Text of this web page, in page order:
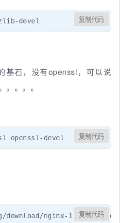
devel 复制代码
基石，没有openssl，可以说
。。。。
openssl-devel 复制代码
download/nginx- 复制代码